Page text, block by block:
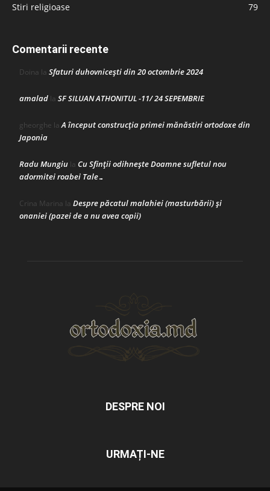
Stiri religioase
79
Comentarii recente
Doina la Sfaturi duhovnicești din 20 octombrie 2024
amalad la SF SILUAN ATHONITUL -11/ 24 SEPEMBRIE
gheorghe laA început construcţia primei mănăstiri ortodoxe din
Japonia
Radu Mungiu la Cu Sfinții odihnește Doamne sufletul nou
adormitei roabei Tale…
Crina Marina la Despre păcatul malahiei (masturbării) şi
onaniei (pazei de a nu avea copii)
DESPRE NOI
URMAȚI-NE